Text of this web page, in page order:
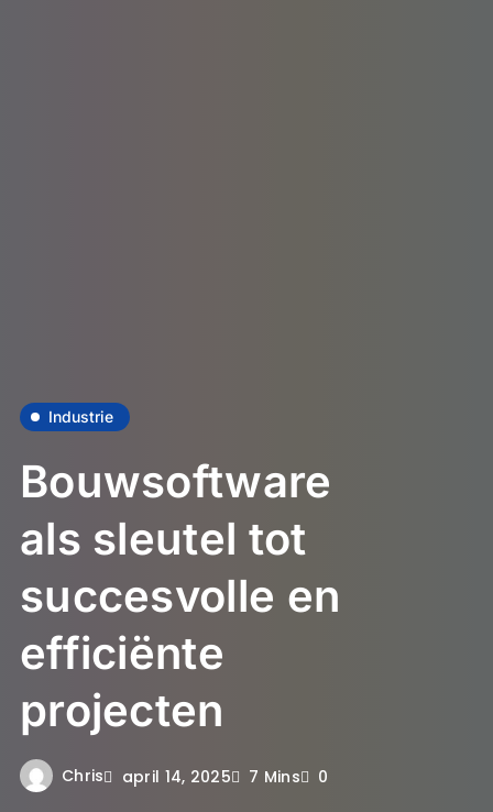
Industrie
Bouwsoftware
als sleutel tot
succesvolle en
efficiënte
projecten
Chris april 14, 2025 7 Mins 0